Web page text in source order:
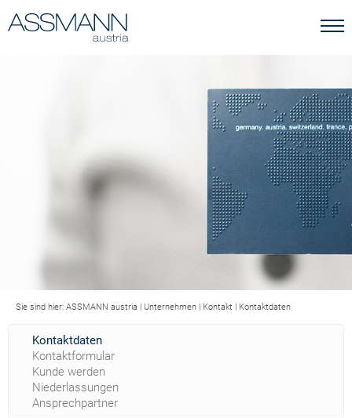
Sie sind hier: ASSMANN austria | Unternehmen | Kontakt | Kontaktdaten
Kontaktdaten
Kontaktformular
Kunde werden
Niederlassungen
Ansprechpartner